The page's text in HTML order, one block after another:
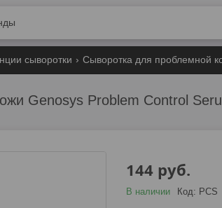
сыворотки Сыворотка для проблемной
Genosys Problem Control
144 руб.
В наличии Код: PCS